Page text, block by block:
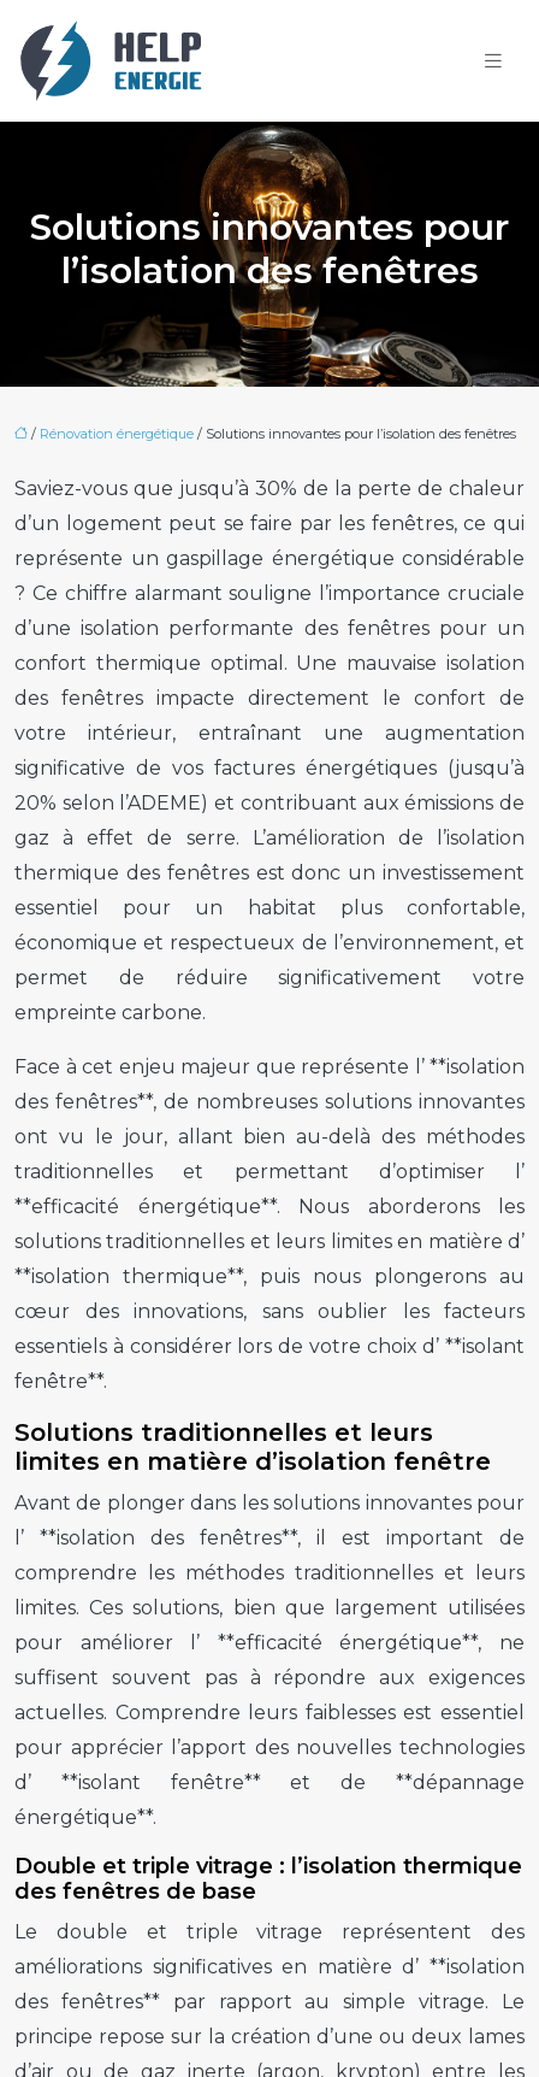
Solutions innovantes pour
l’isolation des fenêtres
/ Rénovation énergétique / Solutions innovantes pour l’isolation des fenêtres
Saviez-vous que jusqu’à 30% de la perte de chaleur
d’un logement peut se faire par les fenêtres, ce qui
représente un gaspillage énergétique considérable
? Ce chiffre alarmant souligne l’importance cruciale
d’une isolation performante des fenêtres pour un
confort thermique optimal. Une mauvaise isolation
des fenêtres impacte directement le confort de
votre intérieur, entraînant une augmentation
significative de vos factures énergétiques (jusqu’à
20% selon l’ADEME) et contribuant aux émissions de
gaz à effet de serre. L’amélioration de l’isolation
thermique des fenêtres est donc un investissement
essentiel pour un habitat plus confortable,
économique et respectueux de l’environnement, et
permet de réduire significativement votre
empreinte carbone.
Face à cet enjeu majeur que représente l’ **isolation
des fenêtres**, de nombreuses solutions innovantes
ont vu le jour, allant bien au-delà des méthodes
traditionnelles et permettant d’optimiser l’
**efficacité énergétique**. Nous aborderons les
solutions traditionnelles et leurs limites en matière d’
**isolation thermique**, puis nous plongerons au
cœur des innovations, sans oublier les facteurs
essentiels à considérer lors de votre choix d’ **isolant
fenêtre**.
Solutions traditionnelles et leurs
limites en matière d’isolation fenêtre
Avant de plonger dans les solutions innovantes pour
l’ **isolation des fenêtres**, il est important de
comprendre les méthodes traditionnelles et leurs
limites. Ces solutions, bien que largement utilisées
pour améliorer l’ **efficacité énergétique**, ne
suffisent souvent pas à répondre aux exigences
actuelles. Comprendre leurs faiblesses est essentiel
pour apprécier l’apport des nouvelles technologies
d’ **isolant fenêtre** et de **dépannage
énergétique**.
Double et triple vitrage : l’isolation thermique
des fenêtres de base
Le double et triple vitrage représentent des
améliorations significatives en matière d’ **isolation
des fenêtres** par rapport au simple vitrage. Le
principe repose sur la création d’une ou deux lames
d’air ou de gaz inerte (argon, krypton) entre les